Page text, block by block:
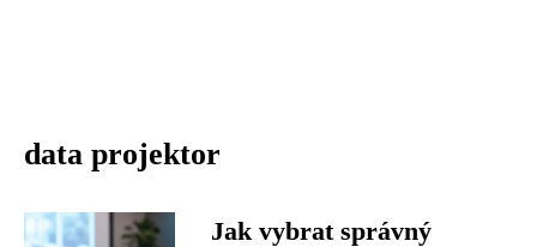
data projektor
Jak vybrat správný